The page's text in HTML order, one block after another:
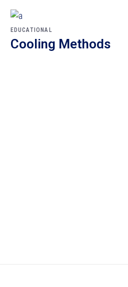
EDUCATIONAL
Cooling Methods